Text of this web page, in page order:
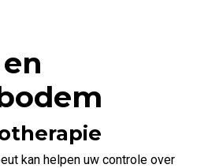
kan helpen uw controle over